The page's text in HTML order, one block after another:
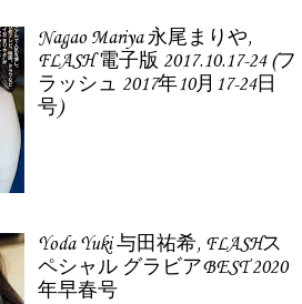
Nagao Mariya 永尾まりや,
FLASH 電子版 2017.10.17-24 (フ
ラッシュ 2017年10月17-24日
号)
Yoda Yuki 与田祐希, FLASHス
ペシャル グラビアBEST 2020
年早春号